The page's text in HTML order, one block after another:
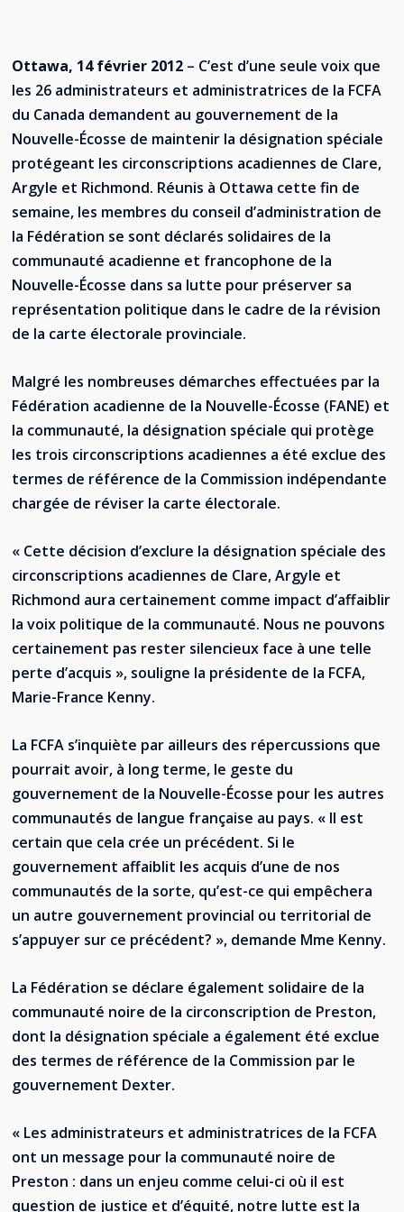
Maurice Nzoyamara
Lee Trowbridge
Randy Follet
Skye Fisher
Pamela Tucker
Anastasia Knudsen
Brian Kizner
Marc-Alexandre Mestres
Stacy Smith
Nancy Dillon
Clare Halleran
Joseph Kayumba
Dominic Demers
Yulia Kudryakova
Ressources linguistiques pour la
communication en santé
Ottawa, 14 février 2012 – C’est d’une seule voix que
les 26 administrateurs et administratrices de la FCFA
du Canada demandent au gouvernement de la
Nouvelle-Écosse de maintenir la désignation spéciale
protégeant les circonscriptions acadiennes de Clare,
Argyle et Richmond. Réunis à Ottawa cette fin de
semaine, les membres du conseil d’administration de
la Fédération se sont déclarés solidaires de la
communauté acadienne et francophone de la
Nouvelle-Écosse dans sa lutte pour préserver sa
représentation politique dans le cadre de la révision
de la carte électorale provinciale.
Malgré les nombreuses démarches effectuées par la
Fédération acadienne de la Nouvelle-Écosse (FANE) et
la communauté, la désignation spéciale qui protège
les trois circonscriptions acadiennes a été exclue des
termes de référence de la Commission indépendante
chargée de réviser la carte électorale.
« Cette décision d’exclure la désignation spéciale des
circonscriptions acadiennes de Clare, Argyle et
Richmond aura certainement comme impact d’affaiblir
la voix politique de la communauté. Nous ne pouvons
certainement pas rester silencieux face à une telle
perte d’acquis », souligne la présidente de la FCFA,
Marie-France Kenny.
La FCFA s’inquiète par ailleurs des répercussions que
pourrait avoir, à long terme, le geste du
gouvernement de la Nouvelle-Écosse pour les autres
communautés de langue française au pays. « Il est
certain que cela crée un précédent. Si le
gouvernement affaiblit les acquis d’une de nos
communautés de la sorte, qu’est-ce qui empêchera
un autre gouvernement provincial ou territorial de
s’appuyer sur ce précédent? », demande Mme Kenny.
La Fédération se déclare également solidaire de la
communauté noire de la circonscription de Preston,
dont la désignation spéciale a également été exclue
des termes de référence de la Commission par le
gouvernement Dexter.
« Les administrateurs et administratrices de la FCFA
ont un message pour la communauté noire de
Preston : dans un enjeu comme celui-ci où il est
question de justice et d’équité, notre lutte est la